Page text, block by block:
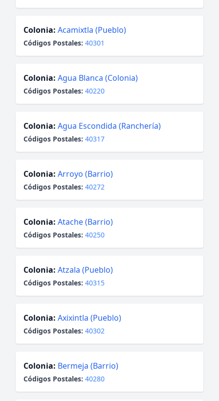
Colonia: Acamixtla (Pueblo)
Códigos Postales: 40301
Colonia: Agua Blanca (Colonia)
Códigos Postales: 40220
Colonia: Agua Escondida (Ranchería)
Códigos Postales: 40317
Colonia: Arroyo (Barrio)
Códigos Postales: 40272
Colonia: Atache (Barrio)
Códigos Postales: 40250
Colonia: Atzala (Pueblo)
Códigos Postales: 40315
Colonia: Axixintla (Pueblo)
Códigos Postales: 40302
Colonia: Bermeja (Barrio)
Códigos Postales: 40280